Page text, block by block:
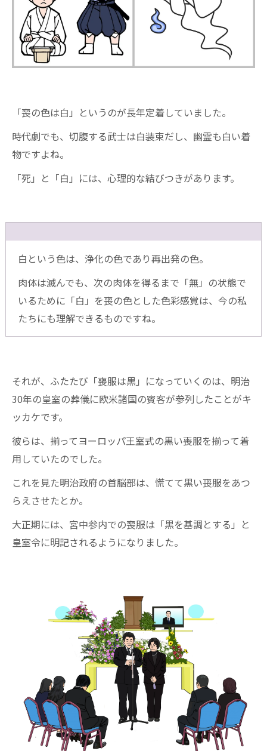
「喪の色は白」というのが長年定着していました。
時代劇でも、切腹する武士は白装束だし、幽霊も白い着
物ですよね。
「死」と「白」には、心理的な結びつきがあります。
白という色は、浄化の色であり再出発の色。
肉体は滅んでも、次の肉体を得るまで「無」の状態で
いるために「白」を喪の色とした色彩感覚は、今の私
たちにも理解できるものですね。
それが、ふたたび「喪服は黒」になっていくのは、明治
30年の皇室の葬儀に欧米諸国の賓客が参列したことがキ
ッカケです。
彼らは、揃ってヨーロッパ王室式の黒い喪服を揃って着
用していたのでした。
これを見た明治政府の首脳部は、慌てて黒い喪服をあつ
らえさせたとか。
大正期には、宮中参内での喪服は「黒を基調とする」と
皇室令に明記されるようになりました。